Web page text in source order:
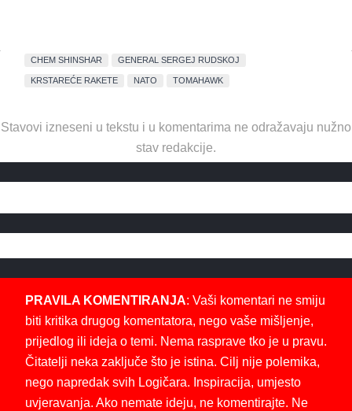
CHEM SHINSHAR GENERAL SERGEJ RUDSKOJ
KRSTAREĆE RAKETE NATO TOMAHAWK
Stavovi izneseni u tekstu i u komentarima ne odražavaju nužno
stav redakcije.
PRAVILA KOMENTIRANJA: Vaši komentari ne smiju
biti kritika drugog komentatora, nego vaše mišljenje,
prijedlog ili ideja o temi. Nema rasprave tko je u pravu.
Čitatelji neka zaključe što je istina. Cilj nije polemika,
nego napredak svih Logičara. Inspiracija, umjesto
uvjeravanja. Ako nemate ideju, ne komentirajte. Ne